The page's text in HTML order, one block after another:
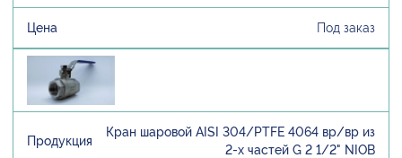
Под заказ
Кран шаровой AISI 304/PTFE 4064 вр/вр из
2-х частей G 2 1/2" NIOB